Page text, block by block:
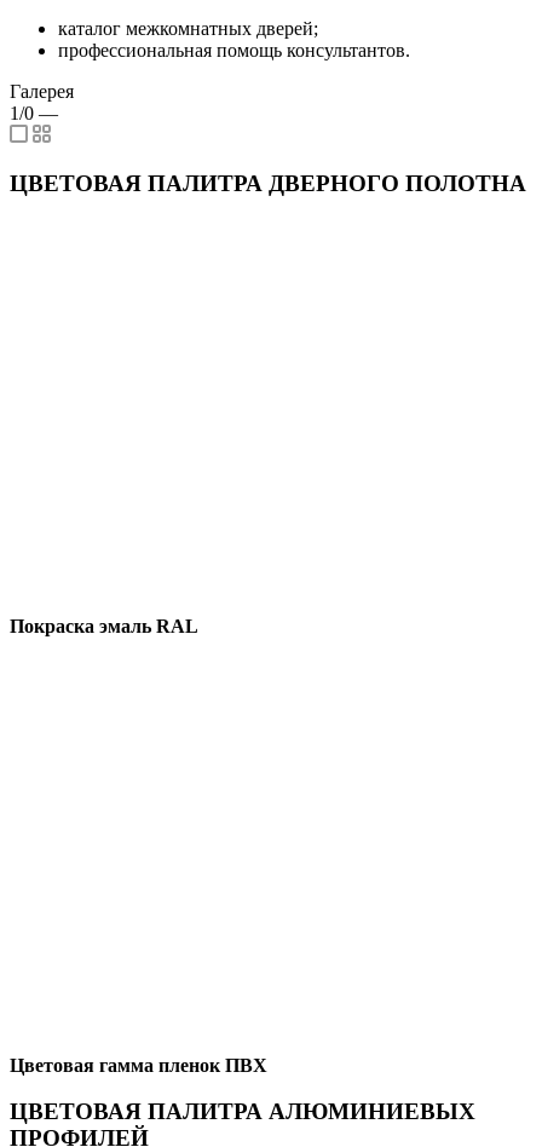
каталог межкомнатных дверей;
профессиональная помощь консультантов.
Галерея
1/0 —
ЦВЕТОВАЯ ПАЛИТРА ДВЕРНОГО ПОЛОТНА
Покраска эмаль RAL
Цветовая гамма пленок ПВХ
ЦВЕТОВАЯ ПАЛИТРА АЛЮМИНИЕВЫХ
ПРОФИЛЕЙ